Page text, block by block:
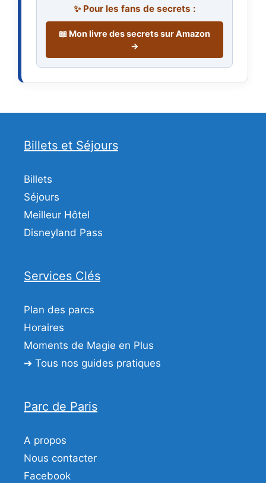
✨ Pour les fans de secrets :
📖 Mon livre des secrets sur Amazon
→
Billets et Séjours
Billets
Séjours
Meilleur Hôtel
Disneyland Pass
Services Clés
Plan des parcs
Horaires
Moments de Magie en Plus
➔ Tous nos guides pratiques
Parc de Paris
A propos
Nous contacter
Facebook